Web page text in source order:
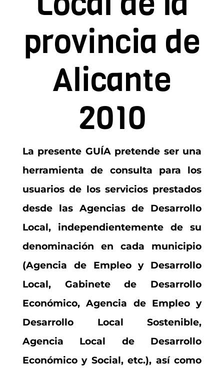
Contacto
Asóciate
provincia de
Alicante
2010
La presente GUÍA pretende ser una
herramienta de consulta para los
usuarios de los servicios prestados
desde las Agencias de Desarrollo
Local, independientemente de su
denominación en cada municipio
(Agencia de Empleo y Desarrollo
Local, Gabinete de Desarrollo
Económico, Agencia de Empleo y
Desarrollo Local Sostenible,
Agencia Local de Desarrollo
Económico y Social, etc.), así como